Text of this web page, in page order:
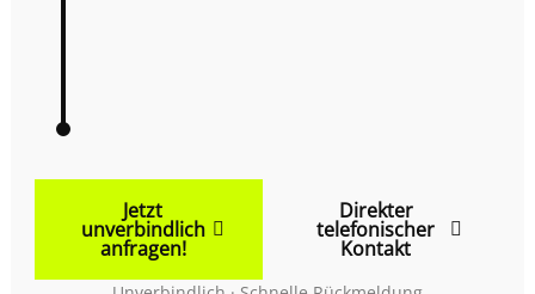
Jetzt
unverbindlich
anfragen!
Direkter
telefonischer
Kontakt